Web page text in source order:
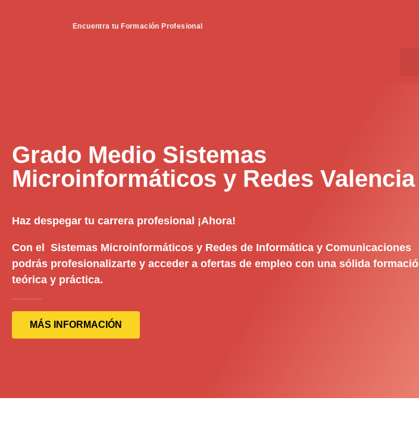
Encuentra tu Formación Profesional
Grado Medio Sistemas
Microinformáticos y Redes Valencia
Haz despegar tu carrera profesional ¡Ahora!
Con el Sistemas Microinformáticos y Redes de Informática y Comunicaciones
podrás profesionalizarte y acceder a ofertas de empleo con una sólida
teórica y práctica.
MÁS INFORMACIÓN